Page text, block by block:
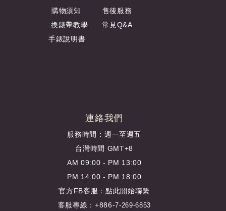
購物須知 售後服務
換錶帶教學常見Q&A
手錶說明書
連絡我們
服務時間：週一至週五
台灣時間 GMT+8
AM 09:00 - PM 13:00
PM 14:00 - PM 18:00
官方FB客服：點此開始聯繫
客服專線：+886-7-269-6853